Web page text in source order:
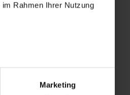
Rahmen Ihrer Nutzung
Marketing